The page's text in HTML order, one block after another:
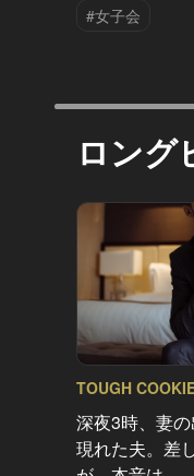
#女子会
ロング
TOUGH
深夜3時、妻
現れた夫。差